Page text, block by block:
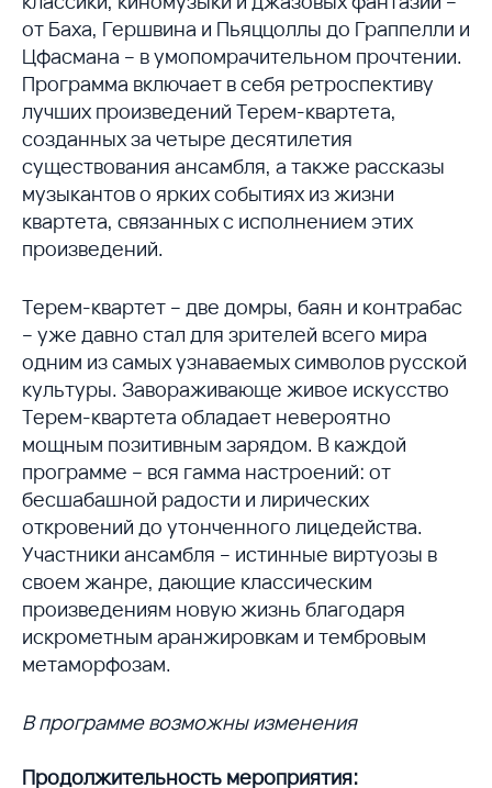
от Баха, Гершвина и Пьяццоллы до Граппелли и
Цфасмана – в умопомрачительном прочтении.
Программа включает в себя ретроспективу
лучших произведений Терем-квартета,
созданных за четыре десятилетия
существования ансамбля, а также рассказы
музыкантов о ярких событиях из жизни
квартета, связанных с исполнением этих
произведений.
Терем-квартет – две домры, баян и контрабас
– уже давно стал для зрителей всего мира
одним из самых узнаваемых символов русской
культуры. Завораживающе живое искусство
Терем-квартета обладает невероятно
мощным позитивным зарядом. В каждой
программе – вся гамма настроений: от
бесшабашной радости и лирических
откровений до утонченного лицедейства.
Участники ансамбля – истинные виртуозы в
своем жанре, дающие классическим
произведениям новую жизнь благодаря
искрометным аранжировкам и тембровым
метаморфозам.
В программе возможны изменения
Продолжительность мероприятия: